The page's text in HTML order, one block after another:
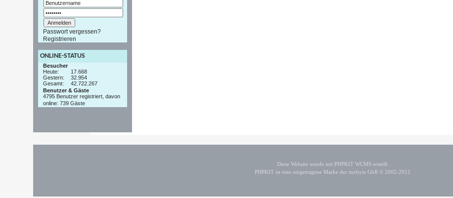
Passwort vergessen?
Registrieren
ONLINE-STATUS
Besucher
Heute:
17.668
Gestern:
32.954
Gesamt:
42.722.267
Benutzer & Gäste
4795 Benutzer registriert, davon
online: 739 Gäste
Diese Website wurde mit PHPKIT WCMS erstellt
PHPKIT ist eine eingetragene Marke der mxbyte GbR © 2002-2012